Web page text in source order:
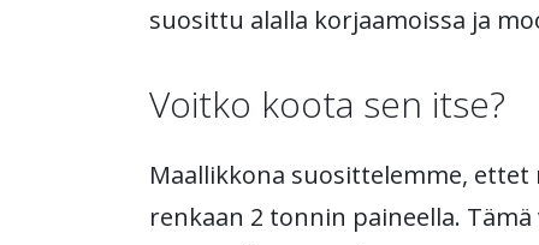
suosittu alalla korjaamoissa ja
Voitko koota sen itse?
Maallikkona suosittelemme, ettet
renkaan 2 tonnin paineella.